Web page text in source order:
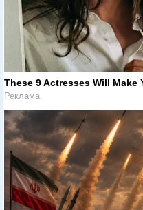
These 9 Actresses Will
Реклама